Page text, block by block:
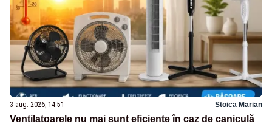
3 aug. 2026, 14:51 Stoica Marian
Ventilatoarele nu mai sunt eficiente în caz de caniculă